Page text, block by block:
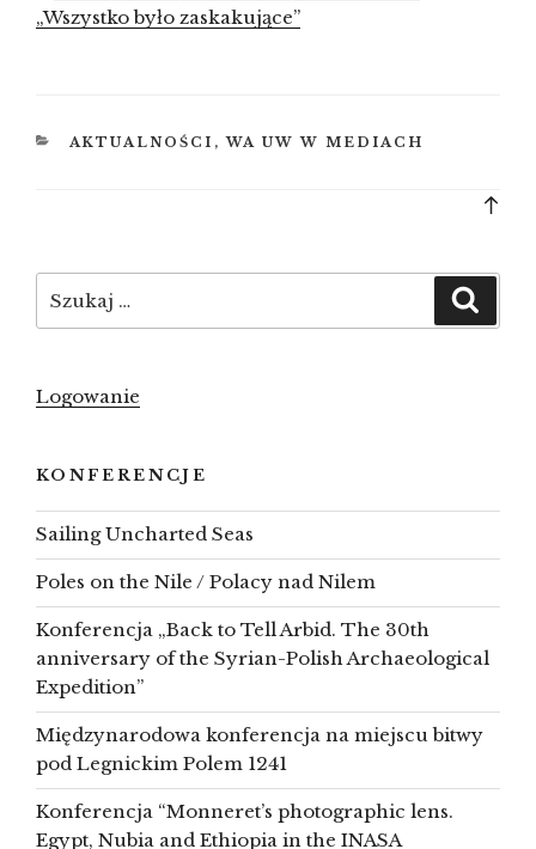
„Wszystko było zaskakujące”
KATEGORIE
AKTUALNOŚCI ,WA UW W MEDIACH
Logowanie
KONFERENCJE
Sailing Uncharted Seas
Poles on the Nile / Polacy nad Nilem
Konferencja „Back to Tell Arbid. The 30th
anniversary of the Syrian-Polish Archaeological
Expedition”
Międzynarodowa konferencja na miejscu bitwy
pod Legnickim Polem 1241
Konferencja “Monneret’s photographic lens.
Egypt, Nubia and Ethiopia in the INASA